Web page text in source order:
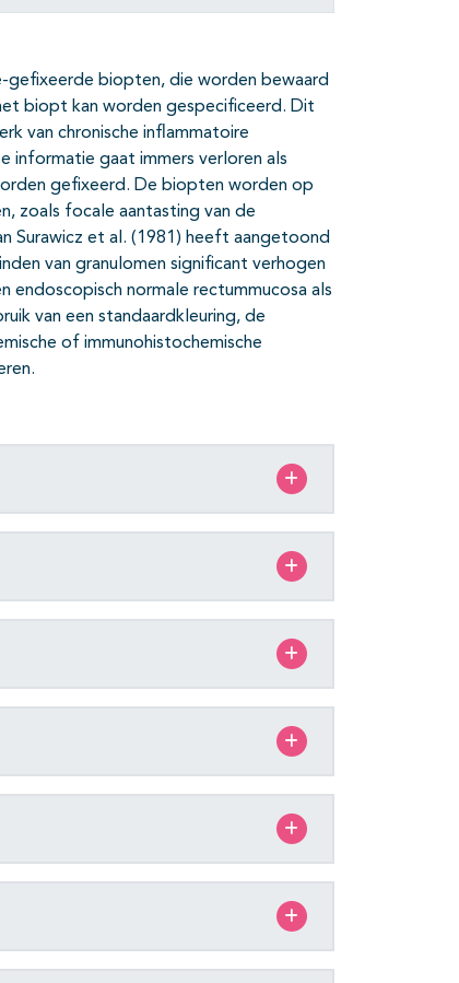
biopten, die worden bewaard
biopt kan worden gespecificeerd. Dit
van chronische inflammatoire
informatie gaat immers verloren als
gefixeerd. De biopten worden op
zoals focale aantasting van de
Surawicz et al. (1981) heeft aangetoond
van granulomen significant verhogen
normale rectummucosa als
van een standaardkleuring, de
of immunohistochemische